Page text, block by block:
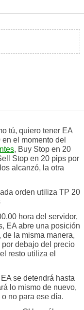
tú, quiero tener EA
el momento del
, Buy Stop en 20
Stop en 20 pips por
alcanzó, la otra
orden utiliza TP 20
hora del servidor,
EA abre una posición
la misma manera,
debajo del precio
resto utiliza el
se detendrá hasta
lo mismo de nuevo,
no para ese día.